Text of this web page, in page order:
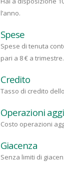
l’anno.
Spese
Spese di tenuta
pari a 8 € a trimestre.
Credito
Tasso di credito
Operazioni
Costo operazioni
Giacenza
Senza limiti di